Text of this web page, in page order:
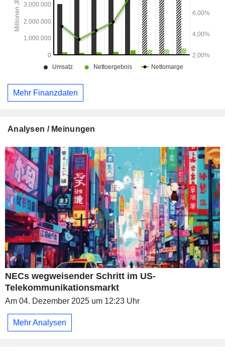
Mehr Finanzdaten
Analysen / Meinungen
NECs wegweisender Schritt im US-
Telekommunikationsmarkt
Am 04. Dezember 2025 um 12:23 Uhr
Mehr Analysen